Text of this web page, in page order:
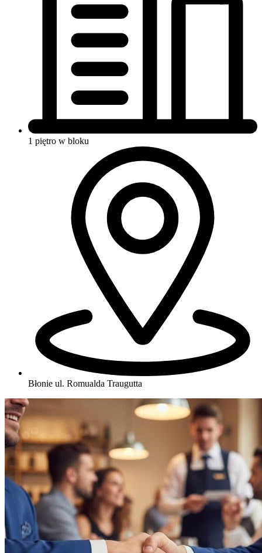
1 piętro w bloku
Błonie ul. Romualda Traugutta